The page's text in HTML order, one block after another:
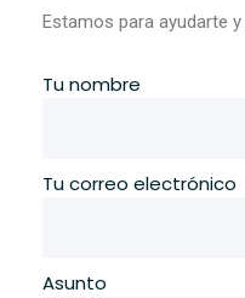
Estamos para ayudarte
Tu nombre
Tu correo electrónico
Asunto